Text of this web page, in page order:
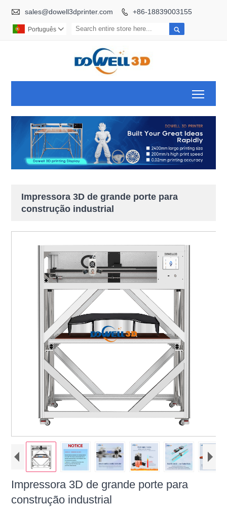
 sales@dowell3dprinter.com  +86-18839003155

Português 
Impressora 3D de grande porte para
construção industrial
Impressora 3D de grande porte para
construção industrial